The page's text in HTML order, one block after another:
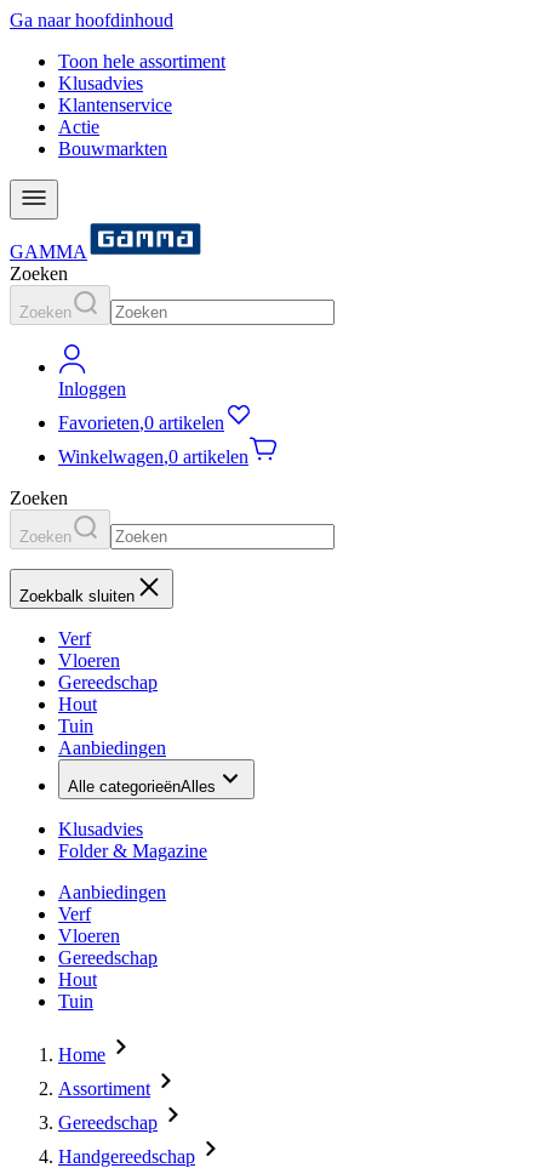
Ga naar hoofdinhoud
Toon hele assortiment
Klusadvies
Klantenservice
Actie
Bouwmarkten
GAMMA
Zoeken
Zoeken
Inloggen
Favorieten,0 artikelen
Winkelwagen,0 artikelen
Zoeken
Zoeken
Zoekbalk sluiten
Verf
Vloeren
Gereedschap
Hout
Tuin
Aanbiedingen
Alle categorieënAlles
Klusadvies
Folder & Magazine
Aanbiedingen
Verf
Vloeren
Gereedschap
Hout
Tuin
Home
Assortiment
Gereedschap
Handgereedschap